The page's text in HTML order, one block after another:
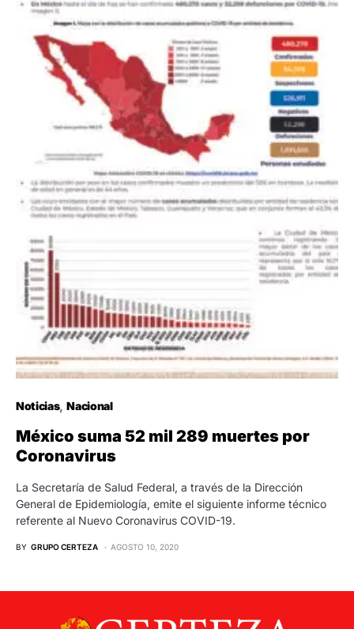
Noticias Nacional
México suma 52 mil 289 muertes por
Coronavirus
La Secretaría de Salud Federal, a través de la Dirección
General de Epidemiología, emite el siguiente informe técnico
referente al Nuevo Coronavirus COVID-19.
BY GRUPO CERTEZA AGOSTO 10, 2020